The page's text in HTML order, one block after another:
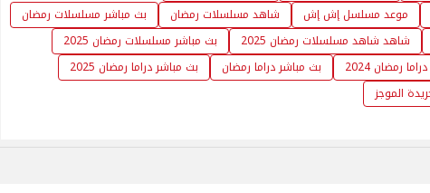
موعد مسلسل إش إش شاهد مسلسلات رمضان
بث مباشر مسلسلات رمضان
شاهد شاهد مسلسلات رمضان 2025
بث مباشر مسلسلات رمضان 2025
رمضان 2024 بث مباشر دراما رمضان
بث مباشر دراما رمضان 2025
الموجز